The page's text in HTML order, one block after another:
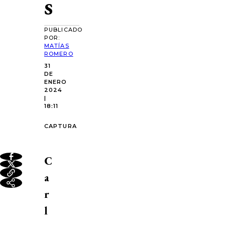
PUBLICADO
POR:
MATÍAS
ROMERO
31
DE
ENERO
2024
|
18:11
CAPTURA
C
a
r
l